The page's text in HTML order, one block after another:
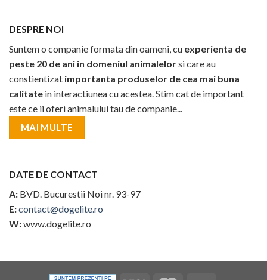
DESPRE NOI
Suntem o companie formata din oameni, cu experienta de
peste 20 de ani in domeniul animalelorsi care au
constientizat importanta produselor de cea mai buna
calitate in interactiunea cu acestea. Stim cat de important
este ce ii oferi animalului tau de companie...
MAI MULTE
DATE DE CONTACT
A: BVD. Bucurestii Noi nr. 93-97
E:contact@dogelite.ro
W:www.dogelite.ro